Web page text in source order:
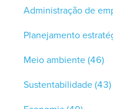
Administração de
Planejamento
Meio ambiente(46)
Sustentabilidade(43)